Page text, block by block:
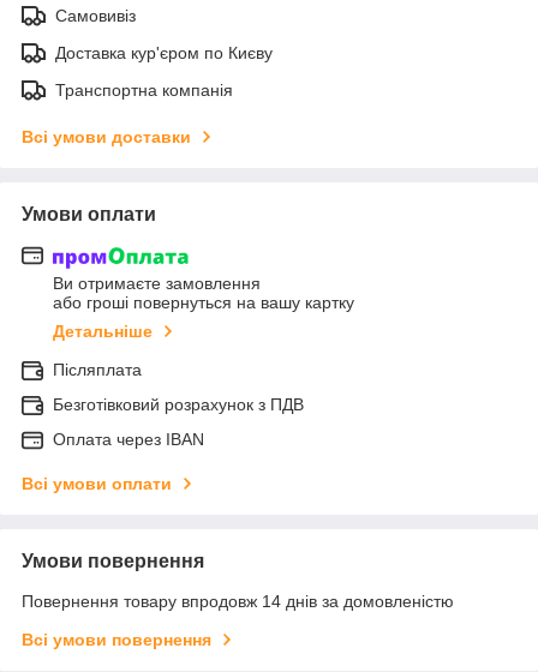
Самовивіз
Доставка кур'єром по Києву
Транспортна компанія
Всі умови доставки
Умови оплати
Ви отримаєте замовлення
або гроші повернуться на вашу картку
Детальніше
Післяплата
Безготівковий розрахунок з ПДВ
Оплата через IBAN
Всі умови оплати
Умови повернення
Повернення товару впродовж 14 днів за домовленістю
Всі умови повернення